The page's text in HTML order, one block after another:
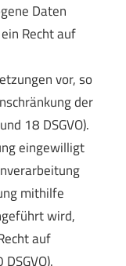
Daten
Recht auf
vor, so
der
18 DSGVO).
eingewilligt
mithilfe
wird,
auf